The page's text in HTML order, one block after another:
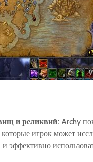
и реликвий: Archy
игрок может
эффективно